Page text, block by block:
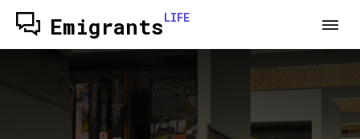
EmigrantsLIFE